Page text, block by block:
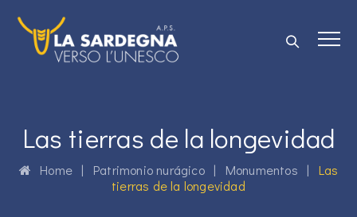
Las tierras de la longevidad
Home| Patrimonio nurágico| Monumentos | Las
tierras de la longevidad